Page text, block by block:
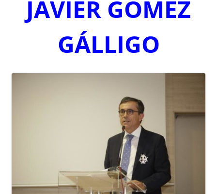
JAVIER GÓMEZ
GÁLLIGO